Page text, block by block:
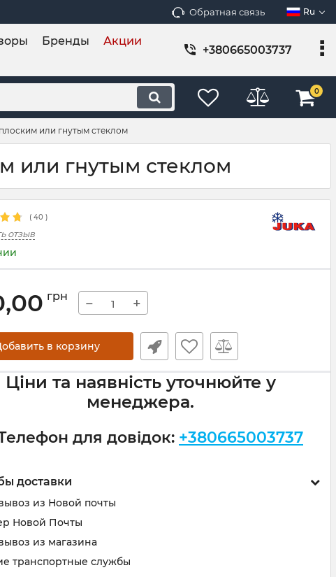
Обратная связь Ru
Бренды
Акции
+380665003737
0
или гнутым стеклом
или гнутым стеклом
( 40 )
отзыв
грн − +
в корзину
Ціни та наявність уточнюйте у
менеджера.
для довідок: +380665003737
доставки
из Новой почты
Новой Почты
из магазина
транспортные службы